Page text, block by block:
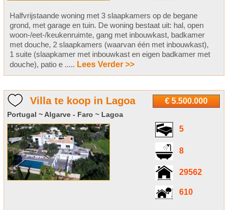
Halfvrijstaande woning met 3 slaapkamers op de begane
grond, met garage en tuin. De woning bestaat uit: hal, open
woon-/eet-/keukenruimte, gang met inbouwkast, badkamer
met douche, 2 slaapkamers (waarvan één met inbouwkast),
1 suite (slaapkamer met inbouwkast en eigen badkamer met
douche), patio e ..... Lees Verder >>
€ 5.500.000
Villa te koop in Lagoa
Portugal ~ Algarve - Faro ~ Lagoa
5
8
29562
610